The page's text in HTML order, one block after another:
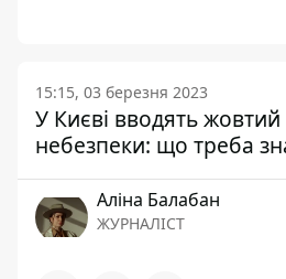
15:15, 03 березня 2023
У Києві вводять жовтий
небезпеки: що треба
Аліна Балабан
ЖУРНАЛІСТ